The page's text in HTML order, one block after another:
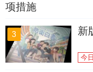
项措施
3 新
今